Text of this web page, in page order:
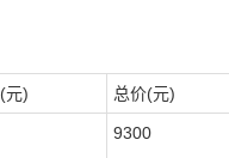
元) 总价(元)
9300